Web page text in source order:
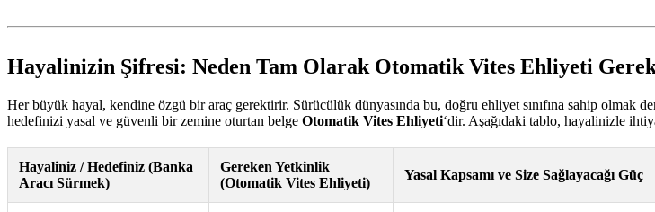
Hayalinizin Şifresi: Neden Tam Olarak Otomatik Vites Ehliyeti
Her büyük hayal, kendine özgü bir araç gerektirir. Sürücülük dünyasında bu, doğru ehliyet sınıfına sahip olmak
hedefinizi yasal ve güvenli bir zemine oturtan belge Otomatik Vites Ehliyeti‘dir. Aşağıdaki tablo, hayalinizle
Hayaliniz / Hedefiniz (Banka
Aracı Sürmek)
Gereken Yetkinlik
(Otomatik Vites Ehliyeti)
Yasal Kapsamı ve Size Sağlayacağı Güç